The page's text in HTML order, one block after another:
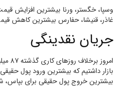
وسپا، خگستر، ورنا بیشترین افزایش
غاذر، قنیشا، حفارس بیشترین کاهش
جریان نقدینگی
بازار داشتیم که بیشترین ورود پول
بیشترین خروج پول حقیقی برای بپاس،